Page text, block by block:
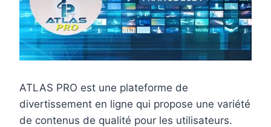
ATLAS PRO est une plateforme de
divertissement en ligne qui propose une variété
de contenus de qualité pour les utilisateurs.